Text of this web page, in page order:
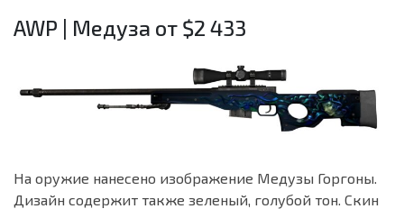
AWP | Медуза от $2 433
На оружие нанесено изображение Медузы Горгоны.
Дизайн содержит также зеленый, голубой тон. Скин